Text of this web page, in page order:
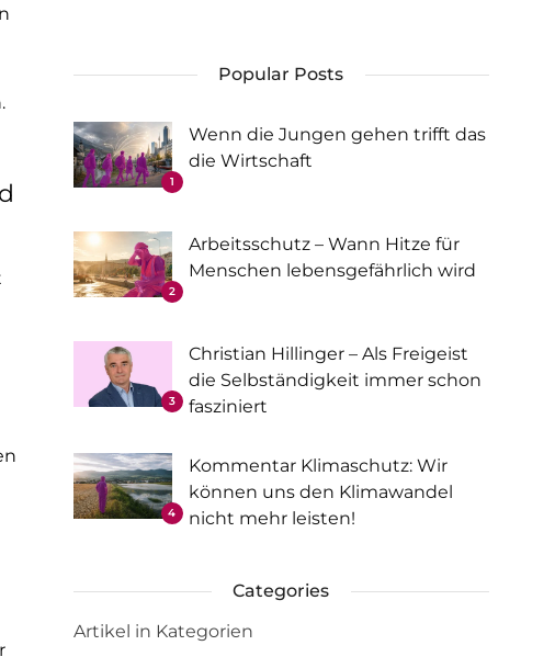
Popular Posts
1
Wenn die Jungen gehen trifft das
die Wirtschaft
2
Arbeitsschutz – Wann Hitze für
Menschen lebensgefährlich wird
3
Christian Hillinger – Als Freigeist
die Selbständigkeit immer schon
fasziniert
4
Kommentar Klimaschutz: Wir
können uns den Klimawandel
nicht mehr leisten!
Categories
Artikel in Kategorien